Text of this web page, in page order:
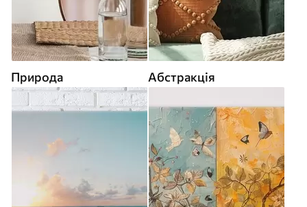
Природа Абстракція